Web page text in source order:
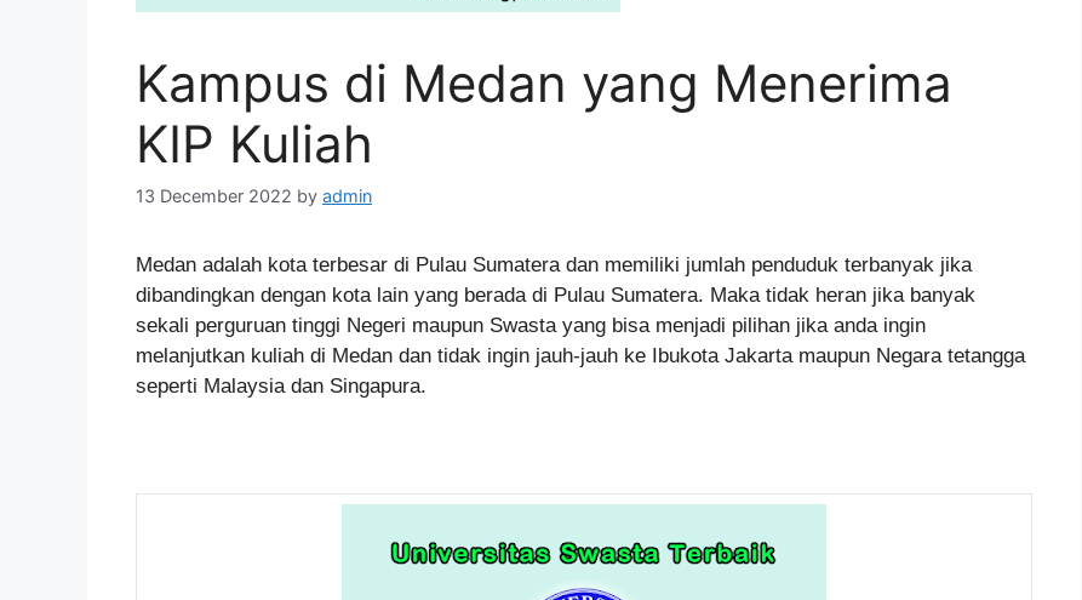
Kampus di Medan yang Menerima
KIP Kuliah
13 December 2022 by admin
Medan adalah kota terbesar di Pulau Sumatera dan memiliki jumlah penduduk terbanyak jika
dibandingkan dengan kota lain yang berada di Pulau Sumatera. Maka tidak heran jika banyak
sekali perguruan tinggi Negeri maupun Swasta yang bisa menjadi pilihan jika anda ingin
melanjutkan kuliah di Medan dan tidak ingin jauh-jauh ke Ibukota Jakarta maupun Negara tetangga
seperti Malaysia dan Singapura.